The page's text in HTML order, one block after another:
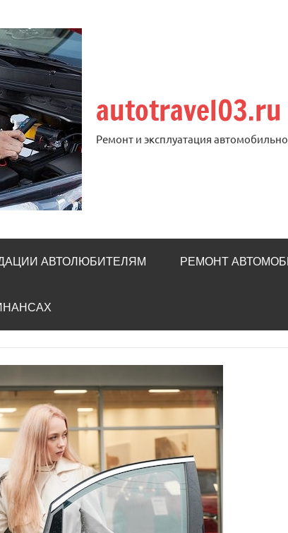
autotravel03.ru
Ремонт и эксплуатация
АВТОЛЮБИТЕЛЯМ РЕМОНТ